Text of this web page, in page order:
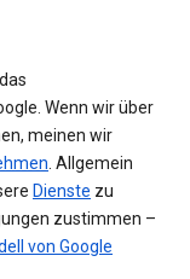
Wenn wir über
meinen wir
. Allgemein
Dienste zu
zustimmen –
von Google